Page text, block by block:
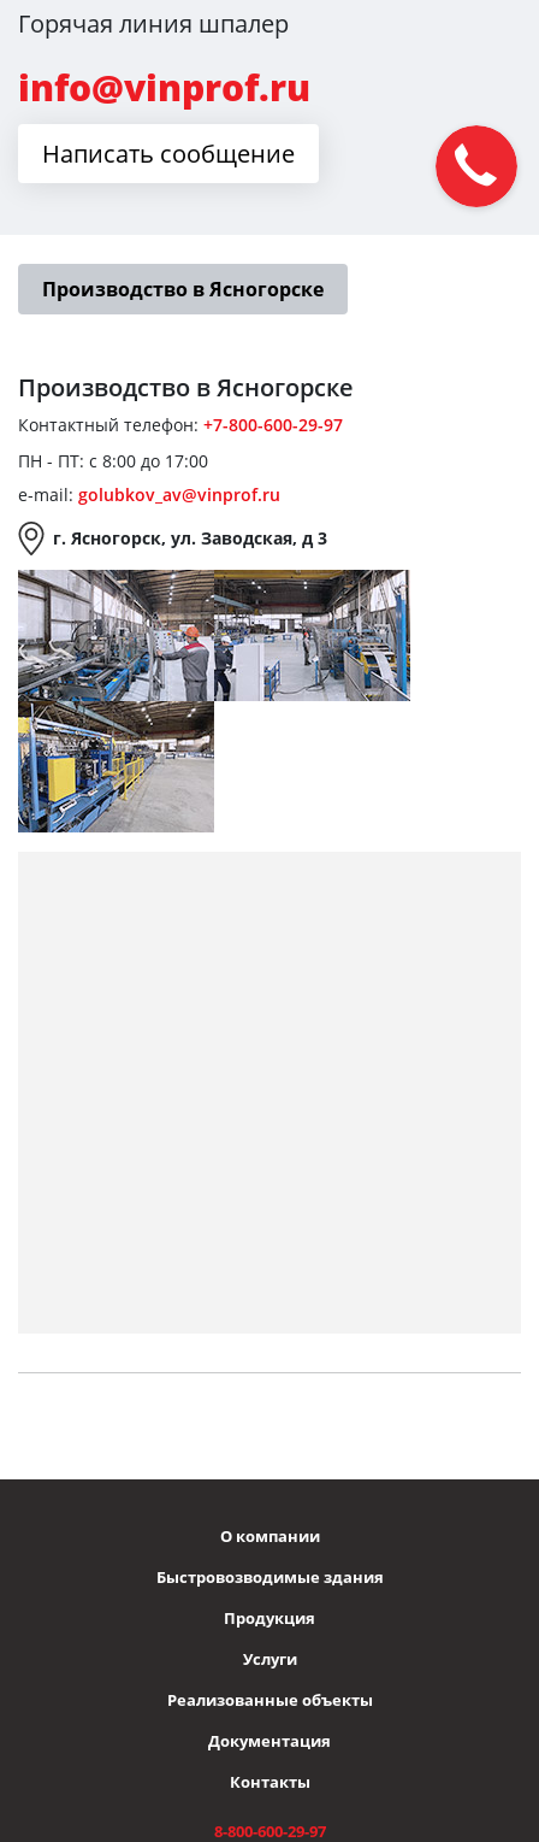
Горячая линия шпалер
info@vinprof.ru
Написать сообщение
Производство в Ясногорске
Производство в Ясногорске
Контактный телефон: +7-800-600-29-97
ПН - ПТ: с 8:00 до 17:00
e-mail: golubkov_av@vinprof.ru
г. Ясногорск, ул. Заводская, д 3
О компании
Быстровозводимые здания
Продукция
Услуги
Реализованные объекты
Документация
Контакты
8-800-600-29-97